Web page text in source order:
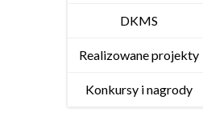
DKMS
Realizowane projekty
Konkursy i nagrody